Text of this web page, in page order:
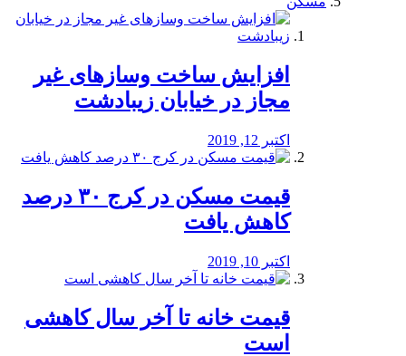
افزایش ساخت وسازهای غیر
مجاز در خیابان زیبادشت
اکتبر 12, 2019
️قیمت مسکن در کرج ۳۰ درصد
کاهش یافت
اکتبر 10, 2019
قیمت خانه تا آخر سال کاهشی
است